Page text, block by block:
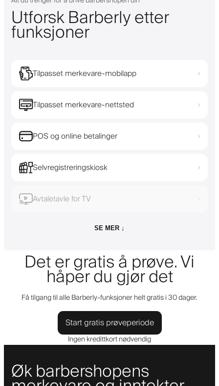
Utforsk Barberly etter
funksjoner
Tilpasset merkevare-mobilapp ›
Tilpasset merkevare-nettsted ›
POS og online betalinger ›
Selvregistreringskiosk ›
Avtaletavle for TV ›
SE MER ↓
Det er gratis å prøve. Vi
håper du gjør det
Få tilgang til alle Barberly-funksjoner helt gratis i 30 dager.
Start gratis prøveperiode
Ingen kredittkort nødvendig
Øk barbershopens